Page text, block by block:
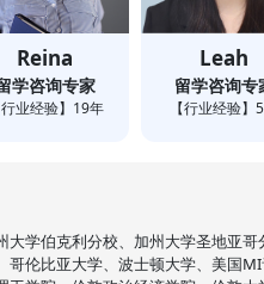
Reina
学咨询专家
行业经验】 19年
Leah
留学咨询专
【行业经验】5
大学伯克利分校、加州大学圣地亚
哥伦比亚大学、波士顿大学、美国